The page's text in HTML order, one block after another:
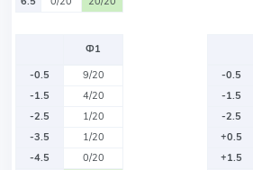
Ф1
-0.5
9/20
-1.5
4/20
-2.5
1/20
-3.5
1/20
-4.5
0/20
-0.5
-1.5
-2.5
+0.5
+1.5